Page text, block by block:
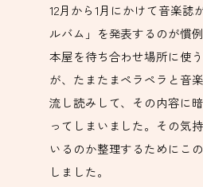
12月から1月にかけて音楽誌
ルバム」を発表するのが慣
本屋を待ち合わせ場所に使
が、たまたまペラペラと音
流し読みして、その内容に
ってしまいました。その気
いるのか整理するためにこ
しました。